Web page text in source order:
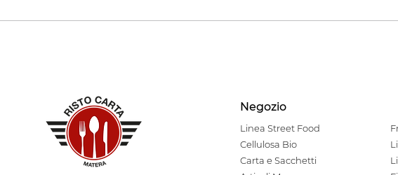
Negozio
Linea Street Food
Cellulosa Bio
Carta e Sacchetti